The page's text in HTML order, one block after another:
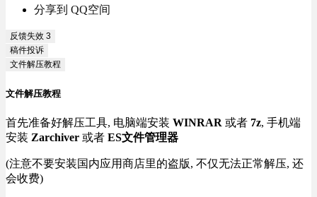
分享到 QQ空间
反馈失效 3
稿件投诉
文件解压教程
文件解压教程
首先准备好解压工具, 电脑端安装 WINRAR 或者 7z, 手机端
安装 Zarchiver 或者 ES文件管理器
(注意不要安装国内应用商店里的盗版, 不仅无法正常解压, 还
会收费)